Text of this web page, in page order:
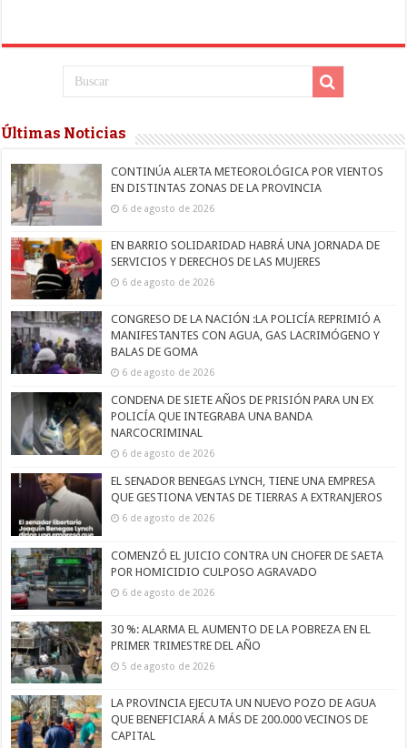
Últimas Noticias
CONTINÚA ALERTA METEOROLÓGICA POR VIENTOS
EN DISTINTAS ZONAS DE LA PROVINCIA
6 de agosto de 2026
EN BARRIO SOLIDARIDAD HABRÁ UNA JORNADA DE
SERVICIOS Y DERECHOS DE LAS MUJERES
6 de agosto de 2026
CONGRESO DE LA NACIÓN :LA POLICÍA REPRIMIÓ A
MANIFESTANTES CON AGUA, GAS LACRIMÓGENO Y
BALAS DE GOMA
6 de agosto de 2026
CONDENA DE SIETE AÑOS DE PRISIÓN PARA UN EX
POLICÍA QUE INTEGRABA UNA BANDA
NARCOCRIMINAL
6 de agosto de 2026
EL SENADOR BENEGAS LYNCH, TIENE UNA EMPRESA
QUE GESTIONA VENTAS DE TIERRAS A EXTRANJEROS
6 de agosto de 2026
COMENZÓ EL JUICIO CONTRA UN CHOFER DE SAETA
POR HOMICIDIO CULPOSO AGRAVADO
6 de agosto de 2026
30 %: ALARMA EL AUMENTO DE LA POBREZA EN EL
PRIMER TRIMESTRE DEL AÑO
5 de agosto de 2026
LA PROVINCIA EJECUTA UN NUEVO POZO DE AGUA
QUE BENEFICIARÁ A MÁS DE 200.000 VECINOS DE
CAPITAL